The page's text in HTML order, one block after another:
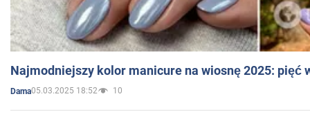
Najmodniejszy kolor manicure na wiosnę 2025: pięć
Dama05.03.2025 18:52 10